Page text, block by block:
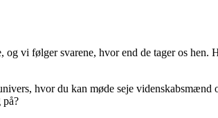
vi følger svarene, hvor end de tager os hen.
hvor du kan møde seje
på?